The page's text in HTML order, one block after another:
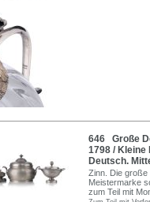
646 Große
1798 / Kleine
Deutsch.
Zinn. Die große
Meistermarke
zum Teil mit